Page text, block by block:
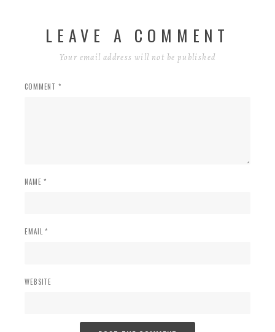
LEAVE A COMMENT
Your email address will not be published
COMMENT *
NAME *
EMAIL *
WEBSITE